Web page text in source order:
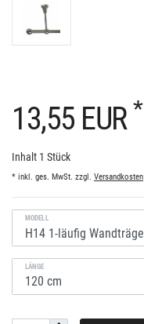
13,55 EUR *
Inhalt 1 Stück
* inkl. ges. MwSt. zzgl. Versandkosten
MODELL
LÄNGE